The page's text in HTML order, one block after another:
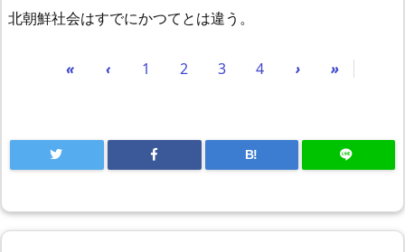
北朝鮮社会はすでにかつてとは違う。
« ‹ 1 2 3 4 › »
B!